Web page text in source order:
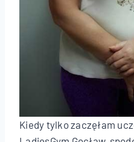
Kiedy tylko zaczęłam